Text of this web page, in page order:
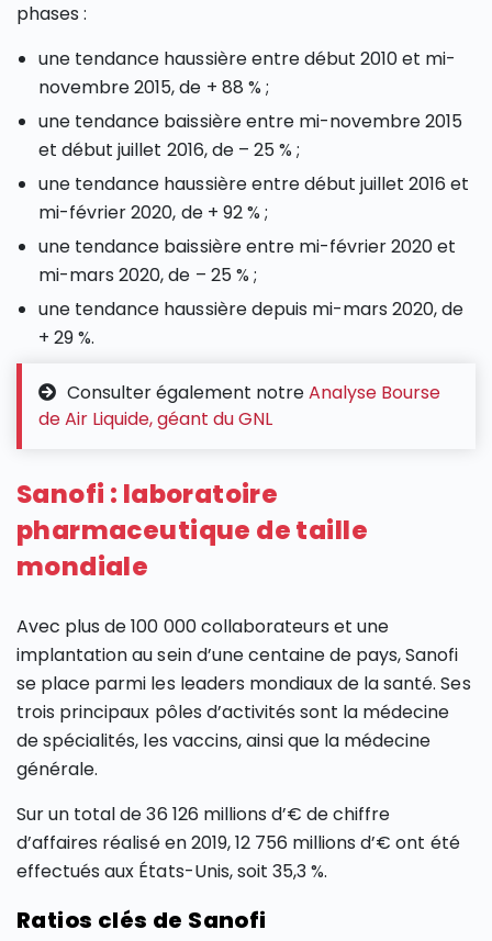
phases :
une tendance haussière entre début 2010 et mi-
novembre 2015, de + 88 % ;
une tendance baissière entre mi-novembre 2015
et début juillet 2016, de – 25 % ;
une tendance haussière entre début juillet 2016 et
mi-février 2020, de + 92 % ;
une tendance baissière entre mi-février 2020 et
mi-mars 2020, de – 25 % ;
une tendance haussière depuis mi-mars 2020, de
+ 29 %.
Consulter également notreAnalyse Bourse
de Air Liquide, géant du GNL
Sanofi : laboratoire
pharmaceutique de taille
mondiale
Avec plus de 100 000 collaborateurs et une
implantation au sein d’une centaine de pays, Sanofi
se place parmi les leaders mondiaux de la santé. Ses
trois principaux pôles d’activités sont la médecine
de spécialités, les vaccins, ainsi que la médecine
générale.
Sur un total de 36 126 millions d’€ de chiffre
d’affaires réalisé en 2019, 12 756 millions d’€ ont été
effectués aux États-Unis, soit 35,3 %.
Ratios clés de Sanofi